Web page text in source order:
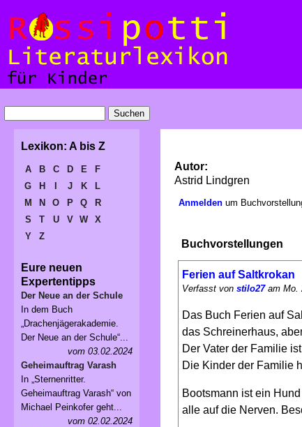
Autor:
Astrid Lindgren
Anmelden um
Buchvorstellungen
Ferien auf Saltkrokan
Verfasst von stilo27am Mo.
Das Buch Ferien auf
das Schreinerhaus,
Der Vater der Familie
Die Kinder der Familie
Bootsmann ist ein
alle auf die Nerven.
Lexikon: A bis Z
A B C D E
F
G
H J K
L
M
N O P Q
R
S
T U V W
X
Y
Z
Eure neuen
Expertentipps
Der Neue an der Schule
In dem Buch
„Drachenjägerakademie.
Der Neue an der Schule“...
vom 03.02.2024
Geheimauftrag Varash
In „Sternenritter.
Geheimauftrag Varash“ von
Michael Peinkofer geht...
vom 02.02.2024